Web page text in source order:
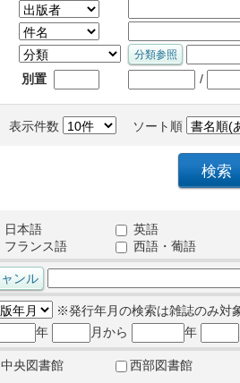
別置 /
表示件数 ソート順
日本語
英語
フランス語
西語・葡語
※発行年月の検索は雑誌のみ対
年
月から 年
中央図書館 西部図書館